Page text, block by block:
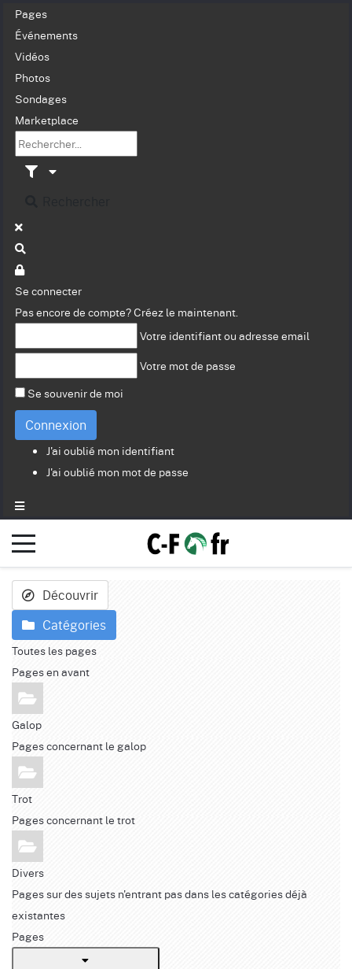
Pages
Événements
Vidéos
Photos
Sondages
Marketplace
Se connecter
Pas encore de compte? Créez le maintenant.
Votre identifiant ou adresse email
Votre mot de passe
Se souvenir de moi
Connexion
J'ai oublié mon identifiant
J'ai oublié mon mot de passe
Découvrir
Catégories
Toutes les pages
Pages en avant
Galop
Pages concernant le galop
Trot
Pages concernant le trot
Divers
Pages sur des sujets n'entrant pas dans les catégories déjà
existantes
Pages